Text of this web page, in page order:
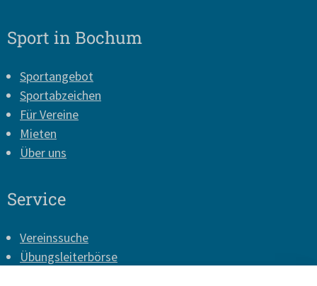
Sport in Bochum
Sportangebot
Sportabzeichen
Für Vereine
Mieten
Über uns
Service
Vereinssuche
Übungsleiterbörse